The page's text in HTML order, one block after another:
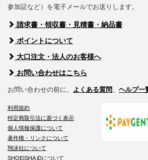
参加証など）を電子メールでお送りします。
請求書・領収書・見積書・納品書
ポイントについて
大口注文・法人のお客様へ
お問い合わせはこちら
お問い合わせの前に、 よくある質問 ヘルプ一
利用規約
特定商取引法に基づく表示
個人情報保護について
著作権・リンクについて
翔泳社について
SHOEISHA iDについて